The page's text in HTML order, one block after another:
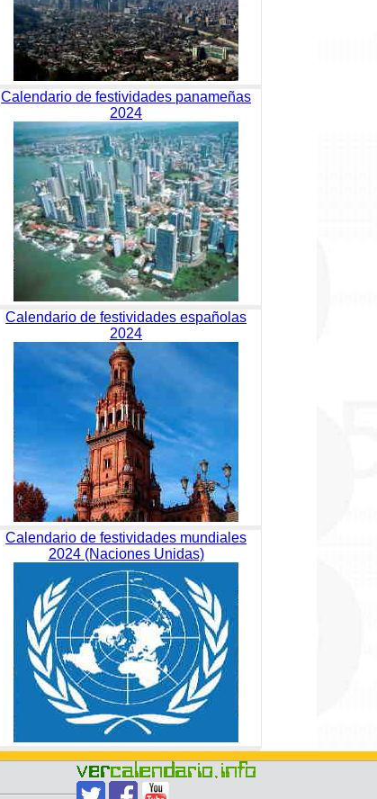
Calendario de festividades panameñas
2024
Calendario de festividades españolas
2024
Calendario de festividades mundiales
2024 (Naciones Unidas)